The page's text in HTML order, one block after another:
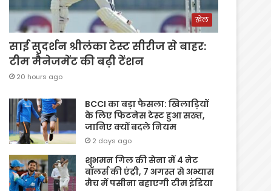
खेल
साई सुदर्शन श्रीलंका टेस्ट सीरीज से बाहर:
टीम मैनेजमेंट की बढ़ी टेंशन
20 hours ago
BCCI का बड़ा फैसला: खिलाड़ियों
के लिए फिटनेस टेस्ट हुआ सख्त,
जानिए क्यों बदले नियम
2 days ago
शुभमन गिल की सेना में 4 नेट
बॉलर्स की एंट्री, 7 अगस्त से अभ्यास
मैच में पसीना बहाएगी टीम इंडिया